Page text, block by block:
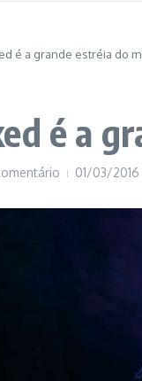
é a grande estréia do
é a
01/03/2016